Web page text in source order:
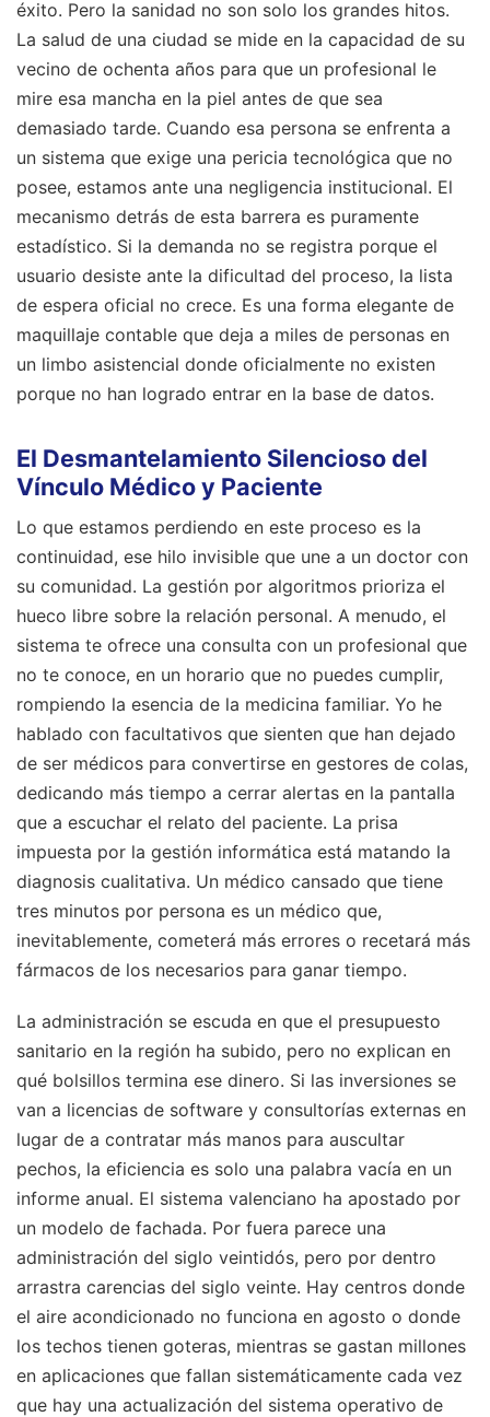
éxito. Pero la sanidad no son solo los grandes hitos.
La salud de una ciudad se mide en la capacidad de su
vecino de ochenta años para que un profesional le
mire esa mancha en la piel antes de que sea
demasiado tarde. Cuando esa persona se enfrenta a
un sistema que exige una pericia tecnológica que no
posee, estamos ante una negligencia institucional. El
mecanismo detrás de esta barrera es puramente
estadístico. Si la demanda no se registra porque el
usuario desiste ante la dificultad del proceso, la lista
de espera oficial no crece. Es una forma elegante de
maquillaje contable que deja a miles de personas en
un limbo asistencial donde oficialmente no existen
porque no han logrado entrar en la base de datos.
El Desmantelamiento Silencioso del
Vínculo Médico y Paciente
Lo que estamos perdiendo en este proceso es la
continuidad, ese hilo invisible que une a un doctor con
su comunidad. La gestión por algoritmos prioriza el
hueco libre sobre la relación personal. A menudo, el
sistema te ofrece una consulta con un profesional que
no te conoce, en un horario que no puedes cumplir,
rompiendo la esencia de la medicina familiar. Yo he
hablado con facultativos que sienten que han dejado
de ser médicos para convertirse en gestores de colas,
dedicando más tiempo a cerrar alertas en la pantalla
que a escuchar el relato del paciente. La prisa
impuesta por la gestión informática está matando la
diagnosis cualitativa. Un médico cansado que tiene
tres minutos por persona es un médico que,
inevitablemente, cometerá más errores o recetará más
fármacos de los necesarios para ganar tiempo.
La administración se escuda en que el presupuesto
sanitario en la región ha subido, pero no explican en
qué bolsillos termina ese dinero. Si las inversiones se
van a licencias de software y consultorías externas en
lugar de a contratar más manos para auscultar
pechos, la eficiencia es solo una palabra vacía en un
informe anual. El sistema valenciano ha apostado por
un modelo de fachada. Por fuera parece una
administración del siglo veintidós, pero por dentro
arrastra carencias del siglo veinte. Hay centros donde
el aire acondicionado no funciona en agosto o donde
los techos tienen goteras, mientras se gastan millones
en aplicaciones que fallan sistemáticamente cada vez
que hay una actualización del sistema operativo de